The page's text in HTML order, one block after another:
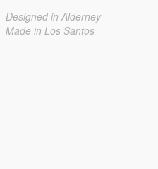
Designed in Alderney
Made in Los Santos